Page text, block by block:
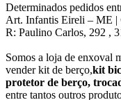
Determinados pedidos
Art. Infantis Eireli – ME |
R: Paulino Carlos, 292 ,
Somos a loja de enxoval
vender kit de berço,kit
protetor de berço,
entre tantos outros